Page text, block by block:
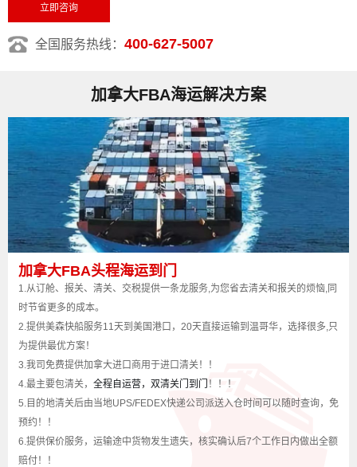
立即咨询
全国服务热线： 400-627-5007
加拿大FBA海运解决方案
加拿大FBA头程海运到门
1.从订舱、报关、清关、交税提供一条龙服务,为您省去清关和报关的烦恼,同
时节省更多的成本。
2.提供美森快船服务11天到美国港口，20天直接运输到温哥华， 选择很多,只
为提供最优方案！
3.我司免费提供加拿大进口商用于进口清关！！
4.最主要包清关， 全程自运营，双清关门到门
！！！
5.目的地清关后由当地UPS/FEDEX快递公司派送入仓时间可以随时查询，免
预约！！
6.提供保价服务，运输途中货物发生遗失，核实确认后7个工作日内做出全额
赔付！！